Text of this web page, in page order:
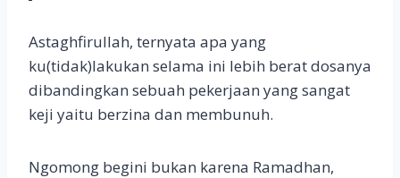
Astaghfirullah, ternyata apa yang
ku(tidak)lakukan selama ini lebih berat dosanya
dibandingkan sebuah pekerjaan yang sangat
keji yaitu berzina dan membunuh.
Ngomong begini bukan karena Ramadhan,